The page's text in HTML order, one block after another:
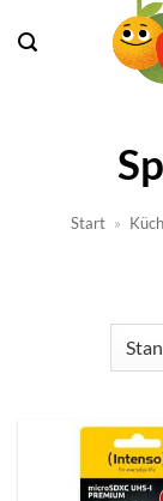
Inhalt
Start »